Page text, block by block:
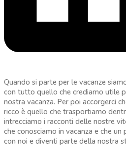
Quando si parte per le vacanze
con tutto quello che crediamo utile
nostra vacanza. Per poi accorgerci
ricco è quello che trasportiamo
intrecciamo i racconti delle nostre
che conosciamo in vacanza e che
con noi e diventi parte della nostra